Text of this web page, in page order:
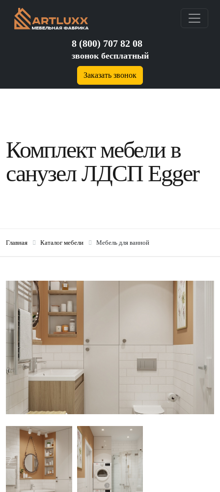
8 (800) 707 82 08
звонок бесплатный
Заказать звонок
Комплект мебели в
санузел ЛДСП Egger
Главная Каталог мебели Мебель для ванной